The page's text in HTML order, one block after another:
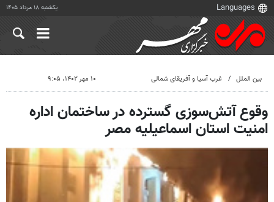
یکشنبه ۱۸ مرداد ۱۴۰۵
بین الملل غرب آسیا و آفریقای شمالی ۱۰ مهر ۱۴۰۲، ۹:۰۵
وقوع آتش‌سوزی گسترده در ساختمان اداره
امنیت استان اسماعیلیه مصر